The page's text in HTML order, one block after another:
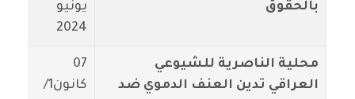
بالحقوق
يونيو
2024
محلية الناصرية للشيوعي
العراقي تدين العنف الدموي ضد
07
كانون1/